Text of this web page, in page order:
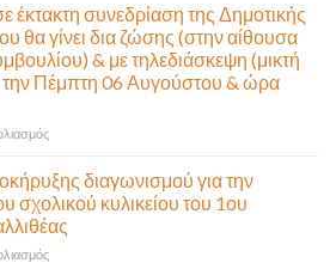
κυκλοφορία
η
Παλαιά
Παραλιακή
Ποσειδώνος)
10
Αυγούστου-
Ένα
αναγκαίο
έκτακτη συνεδρίαση της Δημοτικής
θα γίνει δια ζώσης (στην αίθουσα
& με τηλεδιάσκεψη (μικτή
την Πέμπτη 06 Αυγούστου & ώρα
στο
σε
έκτακτη
συνεδρίαση
της
Δημοτικής
διαγωνισμού για την
σχολικού κυλικείου του 1ου
στο